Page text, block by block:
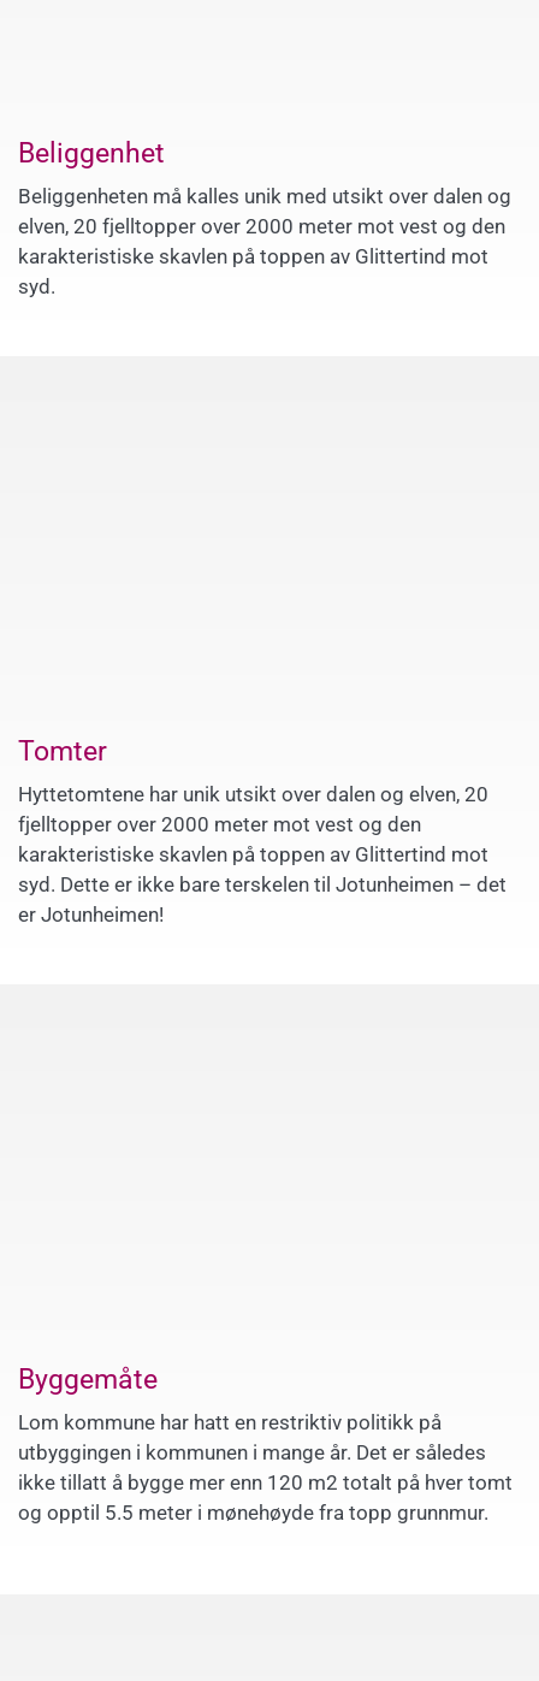
Beliggenhet
Beliggenheten må kalles unik med utsikt over dalen og
elven, 20 fjelltopper over 2000 meter mot vest og den
karakteristiske skavlen på toppen av Glittertind mot
syd.
Tomter
Hyttetomtene har unik utsikt over dalen og elven, 20
fjelltopper over 2000 meter mot vest og den
karakteristiske skavlen på toppen av Glittertind mot
syd. Dette er ikke bare terskelen til Jotunheimen – det
er Jotunheimen!
Byggemåte
Lom kommune har hatt en restriktiv politikk på
utbyggingen i kommunen i mange år. Det er således
ikke tillatt å bygge mer enn 120 m2 totalt på hver tomt
og opptil 5.5 meter i mønehøyde fra topp grunnmur.